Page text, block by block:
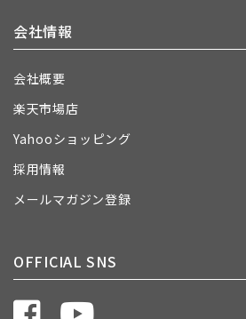
会社情報
会社概要
楽天市場店
Yahooショッピング
採用情報
メールマガジン登録
OFFICIAL SNS